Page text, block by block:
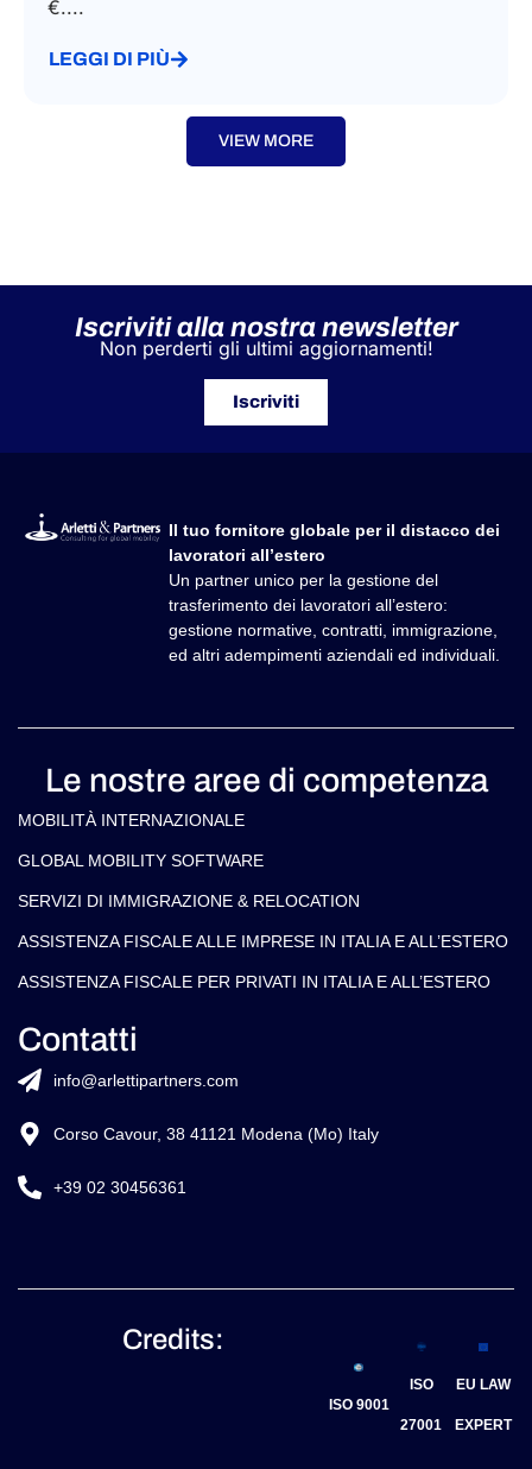
€....
LEGGI DI PIÙ
VIEW MORE
Iscriviti alla nostra newsletter
Non perderti gli ultimi aggiornamenti!
Iscriviti
Il tuo fornitore globale per il distacco dei
lavoratori all’estero
Un partner unico per la gestione del
trasferimento dei lavoratori all’estero:
gestione normative, contratti, immigrazione,
ed altri adempimenti aziendali ed individuali.
Le nostre aree di competenza
MOBILITÀ INTERNAZIONALE
GLOBAL MOBILITY SOFTWARE​
SERVIZI DI IMMIGRAZIONE & RELOCATION
ASSISTENZA FISCALE ALLE IMPRESE IN ITALIA E ALL’ESTERO
ASSISTENZA FISCALE PER PRIVATI IN ITALIA E ALL’ESTERO
Contatti
info@arlettipartners.com
Corso Cavour, 38 41121 Modena (Mo) Italy
+39 02 30456361
Credits:
ISO 9001
ISO
27001
EU LAW
EXPERT